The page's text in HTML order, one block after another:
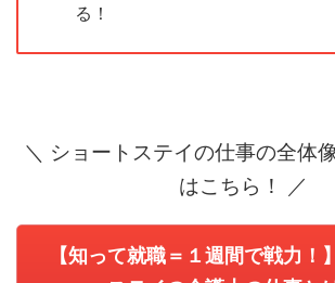
る！
＼ ショートステイの仕事の全体
はこちら！ ／
【知って就職＝１週間で戦力！